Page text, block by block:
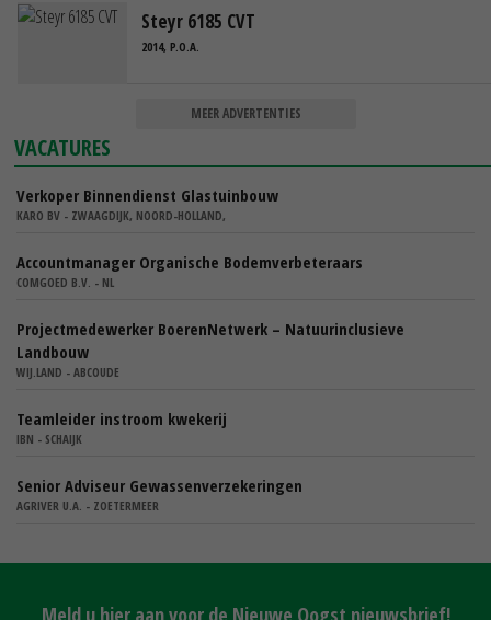
Steyr 6185 CVT
2014, P.O.A.
MEER ADVERTENTIES
VACATURES
Verkoper Binnendienst Glastuinbouw
KARO BV - ZWAAGDIJK, NOORD-HOLLAND,
Accountmanager Organische Bodemverbeteraars
COMGOED B.V. - NL
Projectmedewerker BoerenNetwerk – Natuurinclusieve
Landbouw
WIJ.LAND - ABCOUDE
Teamleider instroom kwekerij
IBN - SCHAIJK
Senior Adviseur Gewassenverzekeringen
AGRIVER U.A. - ZOETERMEER